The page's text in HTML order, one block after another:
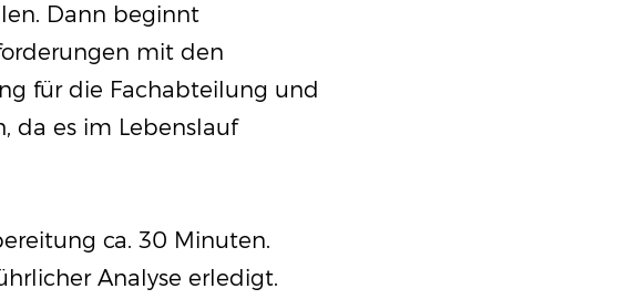
Dann beginnt
mit den
für die Fachabteilung und
da es im Lebenslauf
ca. 30 Minuten.
Analyse erledigt.